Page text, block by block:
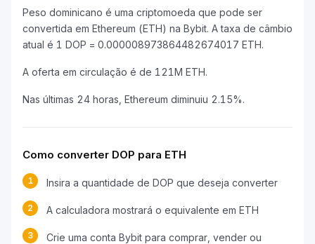
Peso dominicano é uma criptomoeda que pode ser
convertida em Ethereum (ETH) na Bybit. A taxa de câmbio
atual é 1 DOP = 0.000008973864482674017 ETH.
A oferta em circulação é de 121M ETH.
Nas últimas 24 horas, Ethereum diminuiu 2.15%.
Como converter DOP para ETH
1 Insira a quantidade de DOP que deseja converter
2 A calculadora mostrará o equivalente em ETH
3
Crie uma conta Bybit para comprar, vender ou